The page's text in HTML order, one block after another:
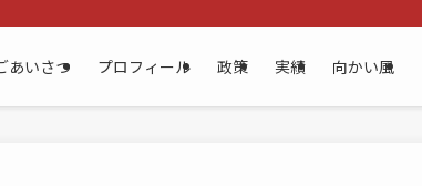
あいさつ プロフィール 政策 実績 向かい風